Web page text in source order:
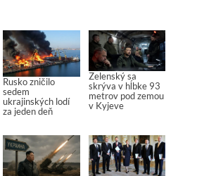
Rusko zničilo
sedem
ukrajinských lodí
za jeden deň
Zelenský sa
skrýva v hĺbke 93
metrov pod zemou
v Kyjeve